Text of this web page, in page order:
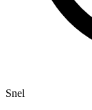
Snel